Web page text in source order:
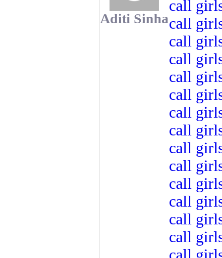
Aditi Sinha
call
call
call
call
call
call
call
call
call
call
call
call
call
call